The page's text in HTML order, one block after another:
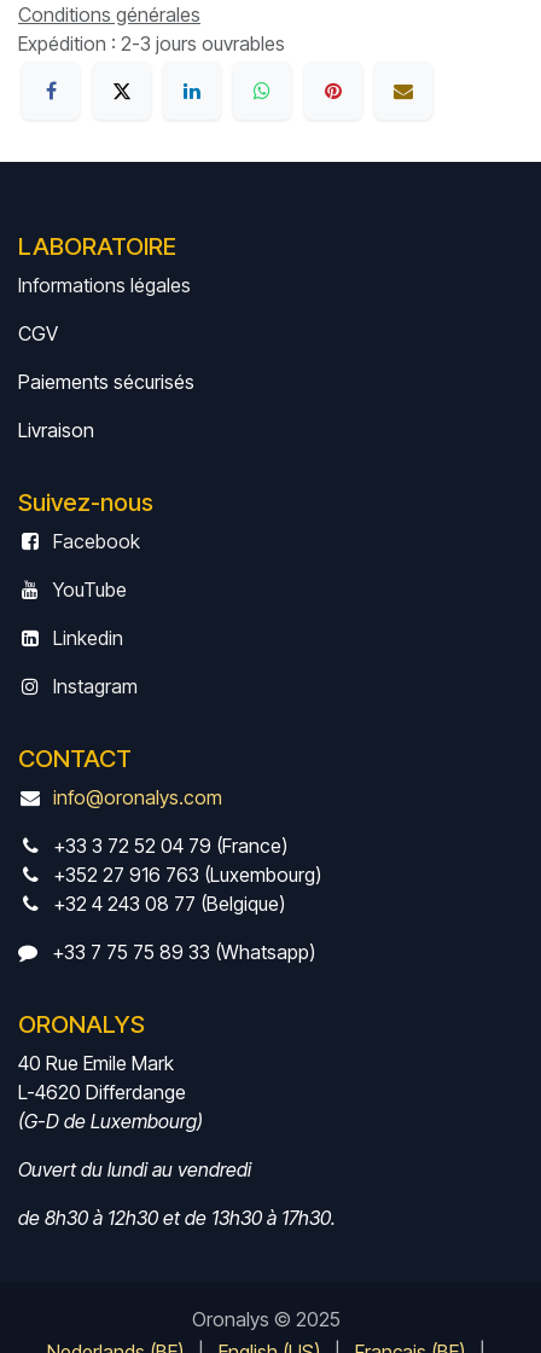
Conditions générales
Expédition : 2-3 jours ouvrables
LABORATOIRE
Informations légales
CGV
Paiements sécurisés
Livraison
Suivez-nous
Facebook
YouTube
Linkedin
Instagram
CONTACT
info@oronalys.com
+33 3 72 52 04 79 (France)
+352 27 916 763 (Luxembourg)
+32 4 243 08 77 (Belgique)
+33 7 75 75 89 33 (Whatsapp)
ORONALYS
40 Rue Emile Mark
L-4620 Differdange
(G-D de Luxembourg)
Ouvert du lundi au vendredi
de 8h30 à 12h30 et de 13h30 à 17h30.
Oronalys © 2025